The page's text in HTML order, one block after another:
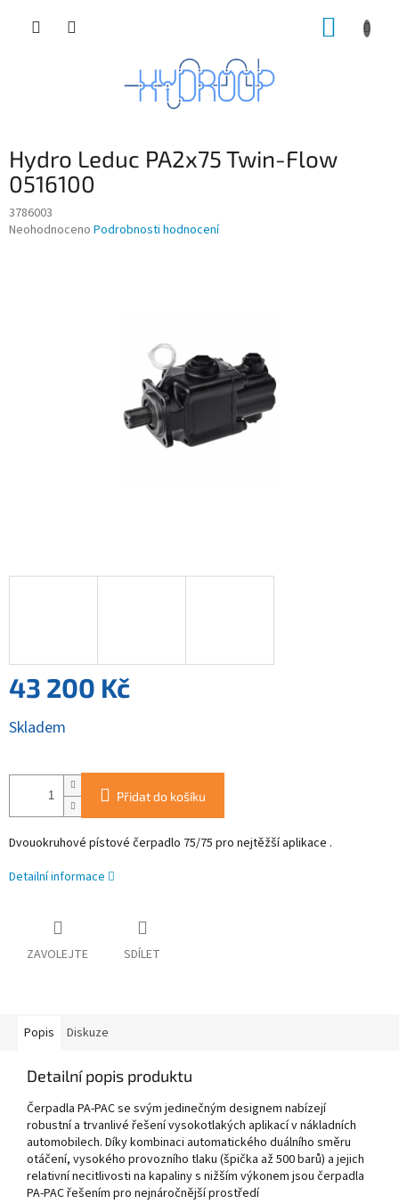
Hydro Leduc PA2x75 Twin-Flow
0516100
3786003
Průměrné
Neohodnoceno Podrobnosti hodnocení
43 200 Kč
cena:
Skladem
Přidat do košíku
Dvouokruhové pístové čerpadlo 75/75 pro nejtěžší aplikace .
Detailní informace
ZAVOLEJTE SDÍLET
Popis Diskuze
Detailní popis produktu
Čerpadla PA-PAC se svým jedinečným designem nabízejí
robustní a trvanlivé řešení vysokotlakých aplikací v nákladních
automobilech. Díky kombinaci automatického duálního směru
otáčení, vysokého provozního tlaku (špička až 500 barů) a jejich
relativní necitlivosti na kapaliny s nižším výkonem jsou čerpadla
PA-PAC řešením pro nejnáročnější prostředí